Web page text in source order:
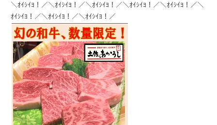
＼ｵｲｼｲﾖ！／＼ｵｲｼｲﾖ！／＼ｵｲｼｲﾖ！／＼ｵｲｼｲﾖ！／＼ｵｲｼｲﾖ！／＼
ｵｲｼｲﾖ！／＼ｵｲｼｲﾖ！／＼ｵｲｼｲﾖ！／